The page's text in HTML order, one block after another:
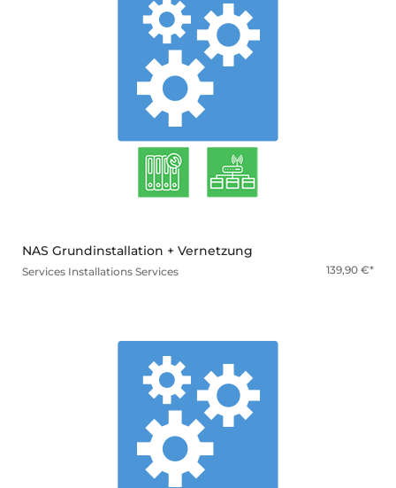
NAS Grundinstallation + Vernetzung
Services Installations Services 139,90 €